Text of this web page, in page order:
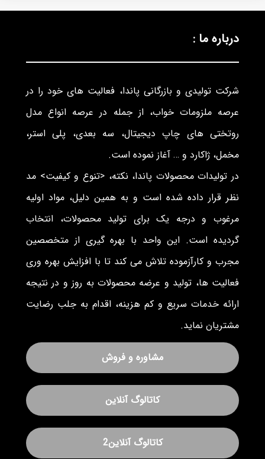
درباره ما :
شرکت تولیدی و بازرگانی پاندا، فعالیت های خود را در
عرصه ملزومات خواب، از جمله در عرصه انواع مدل
روتختی های چاپ دیجیتال، سه بعدی، پلی استر،
مخمل، ژاکارد و … آغاز نموده است.
در تولیدات محصولات پاندا، نکته، <تنوع و کیفیت> مد
نظر قرار داده شده است و به همین دلیل، مواد اولیه
مرغوب و درجه یک برای تولید محصولات، انتخاب
گردیده است. این واحد با بهره گیری از متخصصین
مجرب و کارآزموده تلاش می کند تا با افزایش بهره وری
فعالیت ها، تولید و عرضه محصولات به روز و در نتیجه
ارائه خدمات سریع و کم هزینه، اقدام به جلب رضایت
مشتریان نماید.
مشاوره و فروش
کاتالوگ آنلاین
کاتالوگ آنلاین2